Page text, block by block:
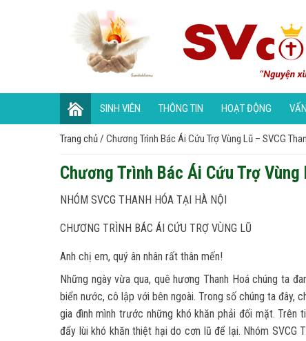
SINH VIÊN THÔNG TIN HOẠT ĐỘNG
Trang chủ/ Chương Trình Bác Ái Cứu Trợ Vùng Lũ – SVCG
Chương Trình Bác Ái Cứu Trợ Vùng
NHÓM SVCG THANH HÓA TẠI HÀ NỘI
CHƯƠNG TRÌNH BÁC ÁI CỨU TRỢ VÙNG LŨ
Anh chị em, quý ân nhân rất thân mến!
Những ngày vừa qua, quê hương Thanh Hoá chúng ta
biển nước, cô lập với bên ngoài. Trong số chúng ta đây,
gia đình mình trước những khó khăn phải đối mặt. Trên
đẩy lùi khó khăn thiệt hại do cơn lũ để lại. Nhóm